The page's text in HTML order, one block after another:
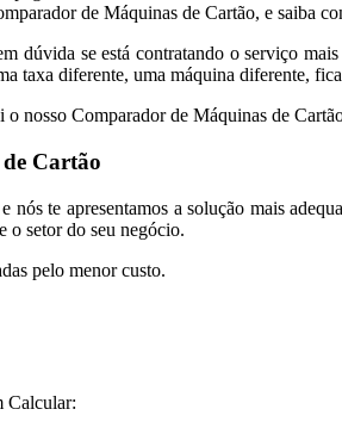
de Máquinas de Cartão, e saiba
dúvida se está contratando o serviço
taxa diferente, uma máquina diferente,
nosso Comparador de Máquinas de
Cartão
nós te apresentamos a solução mais
o setor do seu negócio.
pelo menor custo.
Calcular: